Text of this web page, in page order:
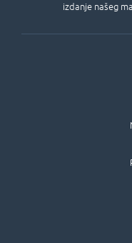
izdanje našeg